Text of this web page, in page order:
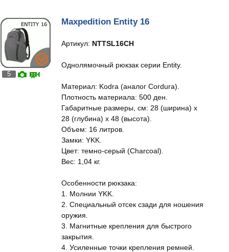
5
Maxpedition Entity 16
Артикул: NTTSL16CH
Однолямочный рюкзак серии Entity.
Материал: Kodra (аналог Cordura).
Плотность материала: 500 ден.
Габаритные размеры, см: 28 (ширина) x
28 (глубина) x 48 (высота).
Объем: 16 литров.
Замки: YKK.
Цвет: темно-серый (Charcoal).
Вес: 1,04 кг.
Особенности рюкзака:
1. Молнии YKK.
2. Специальный отсек сзади для ношения
оружия.
3. Магнитные крепления для быстрого
закрытия.
4. Усиленные точки крепления ремней.